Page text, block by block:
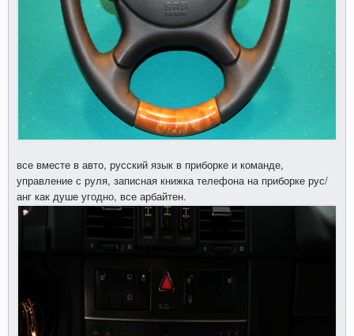
все вместе в авто, русский язык в приборке и команде,
управление с руля, записная книжка телефона на приборке рус/
анг как душе угодно, все арбайтен.